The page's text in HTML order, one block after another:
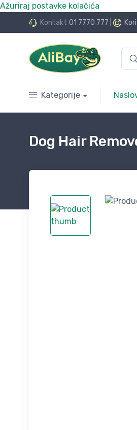
Ažuriraj postavke kolačića
Kontakt 01 7770 777
24 rate bez kamata
Kategorije
Dog Hair